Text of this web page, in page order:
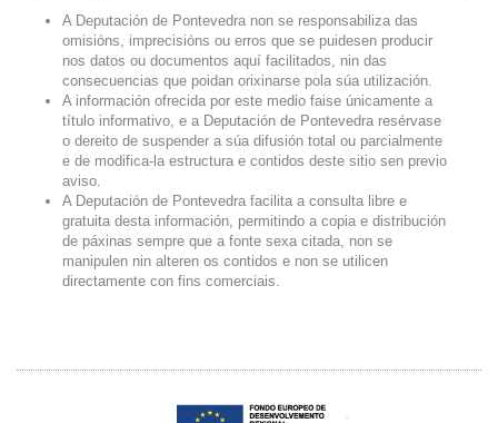
A Deputación de Pontevedra non se responsabiliza das
omisións, imprecisións ou erros que se puidesen producir
nos datos ou documentos aquí facilitados, nin das
consecuencias que poidan orixinarse pola súa utilización.
A información ofrecida por este medio faise únicamente a
título informativo, e a Deputación de Pontevedra resérvase
o dereito de suspender a súa difusión total ou parcialmente
e de modifica-la estructura e contidos deste sitio sen previo
aviso.
A Deputación de Pontevedra facilita a consulta libre e
gratuita desta información, permitindo a copia e distribución
de páxinas sempre que a fonte sexa citada, non se
manipulen nin alteren os contidos e non se utilicen
directamente con fins comerciais.